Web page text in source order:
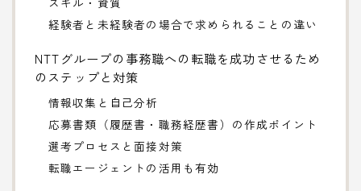
経験者と未経験者の場合で求められることの違い
NTTグループの事務職への転職を成功させるため
のステップと対策
情報収集と自己分析
応募書類（履歴書・職務経歴書）の作成ポイント
選考プロセスと面接対策
転職エージェントの活用も有効